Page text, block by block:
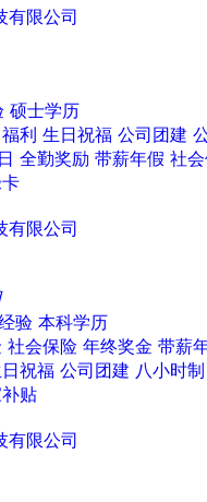
有限公司
硕士学历
利 生日祝福 公司团建
全勤奖励 带薪年假 社
有限公司
验 本科学历
社会保险 年终奖金 带薪
祝福 公司团建 八小时制
贴
有限公司